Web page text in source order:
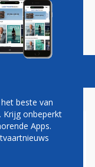
Vacatures
JAAR
beste van
Krijg onbeperkt
Apps.